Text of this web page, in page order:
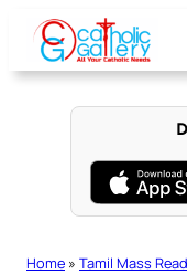
content
Home » Tamil Mass